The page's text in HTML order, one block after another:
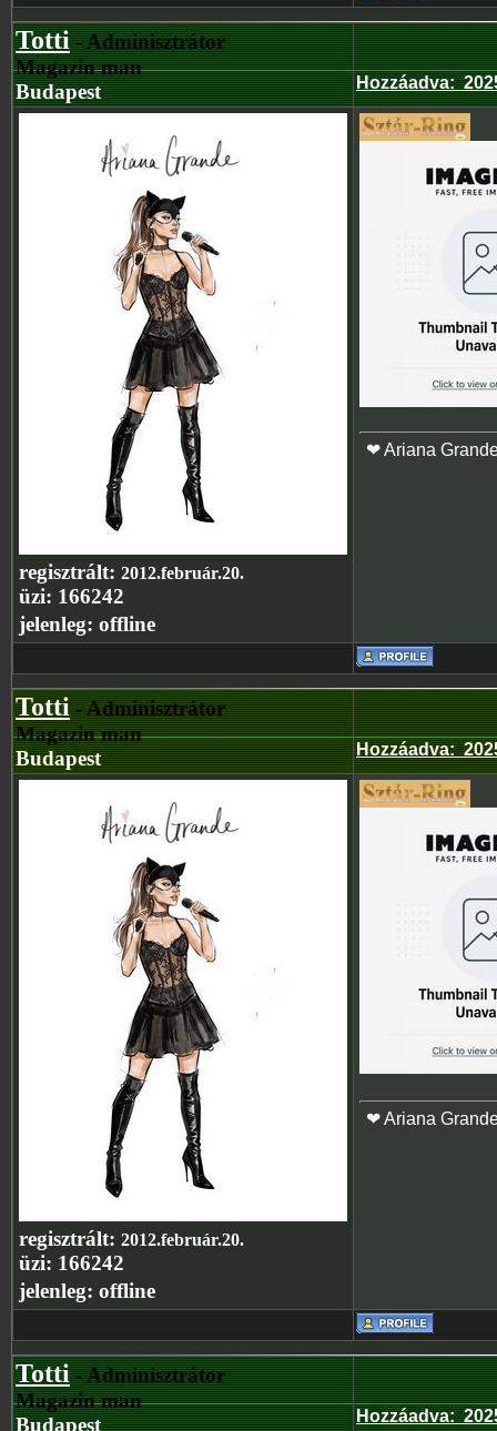
Totti- Adminisztrátor
Magazin man
Budapest
Hozzáadva:
regisztrált: 2012.február.20.
üzi: 166242
jelenleg: offline
❤ Ariana
Totti- Adminisztrátor
Magazin man
Budapest
Hozzáadva:
regisztrált: 2012.február.20.
üzi: 166242
jelenleg: offline
❤ Ariana
Totti- Adminisztrátor
Magazin man
Budapest
Hozzáadva: